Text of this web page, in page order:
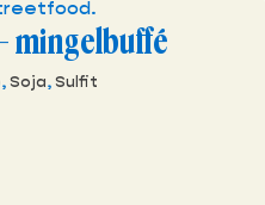
mingelbuffé
,Soja,Sulfit